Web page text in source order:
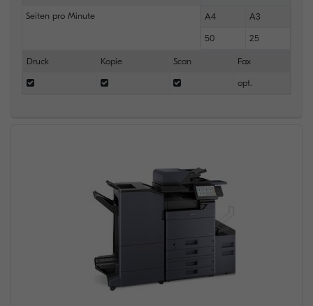
Seiten pro Minute A4 A3
50 25
Druck Kopie Scan Fax
opt.